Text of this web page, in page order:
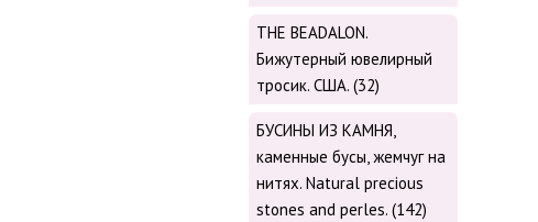
THE BEADALON.
Бижутерный ювелирный
тросик. США. (32)
БУСИНЫ ИЗ КАМНЯ,
каменные бусы, жемчуг на
нитях. Natural precious
stones and perles. (142)